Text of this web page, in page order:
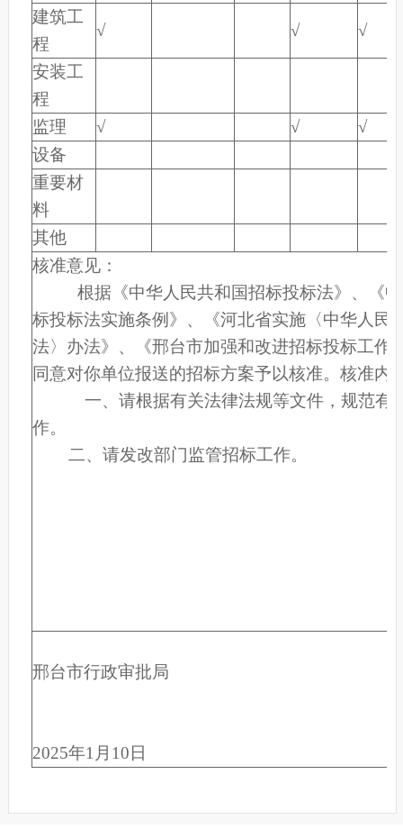
建筑工
程
√ √ √
安装工
程
监理
√ √
√
设备
重要材
料
其他
核准意见：
根据《中华人民共和国招标投标法》、《中
标投标法实施条例》、《河北省实施〈中华人民
法〉办法》、《邢台市加强和改进招标投标工作
同意对你单位报送的招标方案予以核准。核准内
一、请根据有关法律法规等文件，规范有
作。
二、请发改部门监管招标工作。
邢台市行政审批局
2025年1月10日